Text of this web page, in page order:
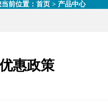
当前位置：首页 > 产品中心
惠政策